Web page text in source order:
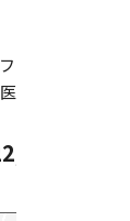
ィニッ
薬部外